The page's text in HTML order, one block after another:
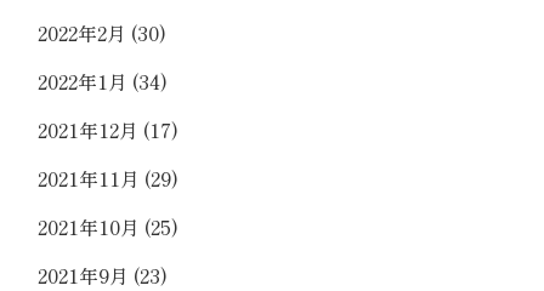
2022年2月 (30)
2022年1月 (34)
2021年12月 (17)
2021年11月 (29)
2021年10月 (25)
2021年9月 (23)